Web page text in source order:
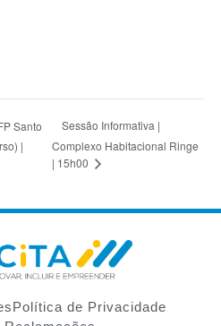
Santo
|
Sessão Informativa |
Complexo Habitacional Ringe
| 15h00
Política de Privacidade